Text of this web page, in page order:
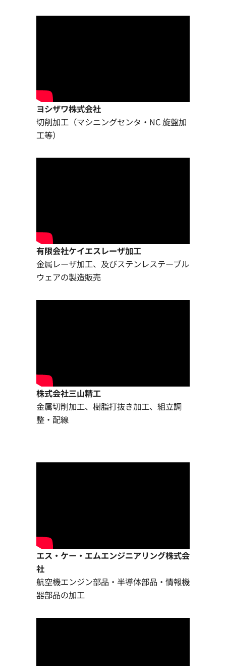
ヨシザワ株式会社
切削加工（マシニングセンタ・NC 旋盤加
工等）
有限会社ケイエスレーザ加工
金属レーザ加工、及びステンレステーブル
ウェアの製造販売
株式会社三山精工
金属切削加工、樹脂打抜き加工、組立調
整・配線
エス・ケー・エムエンジニアリング株式会
社
航空機エンジン部品・半導体部品・情報機
器部品の加工